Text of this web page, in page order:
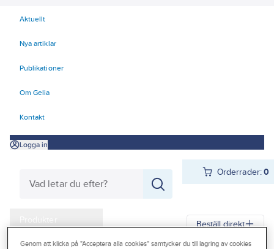
Aktuellt
Nya artiklar
Publikationer
Om Gelia
Kontakt
Logga in
Orderrader:0
Produkter
Kampanjer
Beställ direkt
Genom att klicka på "Acceptera alla cookies" samtycker du till lagring av cookies